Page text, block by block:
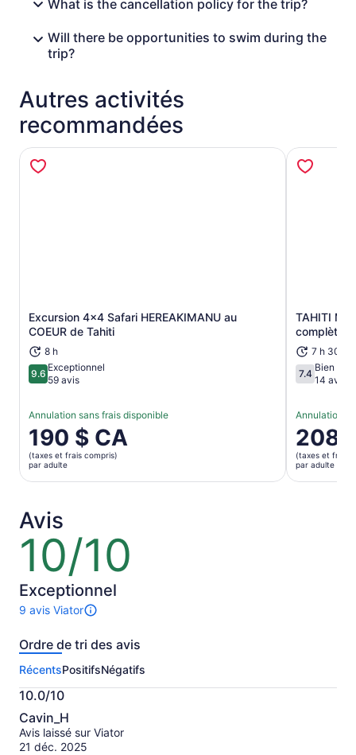
What is the cancellation policy for the trip?
Will there be opportunities to swim during the
trip?
Autres activités
recommandées
Excursion 4x4 Safari HEREAKIMANU au
COEUR de Tahiti
8 h
9.69.6 sur 10
Exceptionnel
59 avis
Annulation sans frais disponible
Le
prix
est
de 190 $ CA.
adulte
190 $ CA
(taxes et frais compris)
par adulte
S’ouvre dans un nouvel onglet
TAHITI
complète
7 h 30
7.47.4 sur 10
Bien
14 avis
Annulation
Le
prix
est
de 208 $
208
(taxes et frais
par adulte
Avis
10/10
10
10
Exceptionnel
9 avis Viator
Il
a
sur
cette
activité.
Plus
de
renseignements
Ordre de tri des avis
RécentsPositifsNégatifs
10.0/10
10.0
sur
10
Cavin_H
Avis laissé sur Viator
21 déc. 2025